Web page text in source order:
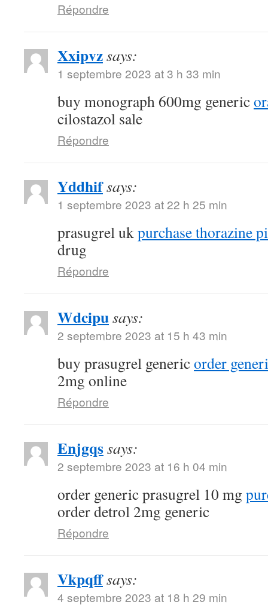
Répondre
Xxipvzsays:
1 septembre 2023 at 3 h 33 min
buy monograph 600mg generic
cilostazol sale
Répondre
Yddhifsays:
1 septembre 2023 at 22 h 25 min
prasugrel ukpurchase thorazine
drug
Répondre
Wdcipusays:
2 septembre 2023 at 15 h 43 min
buy prasugrel genericorder
2mg online
Répondre
Enjgqssays:
2 septembre 2023 at 16 h 04 min
order generic prasugrel 10 mg
order detrol 2mg generic
Répondre
Vkpqffsays:
4 septembre 2023 at 18 h 29 min